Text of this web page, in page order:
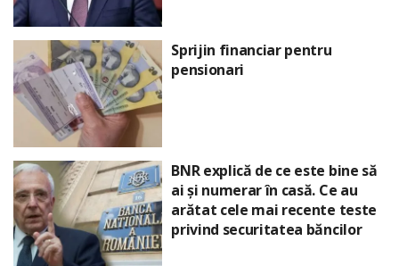
Sprijin financiar pentru
pensionari
BNR explică de ce este bine să
ai și numerar în casă. Ce au
arătat cele mai recente teste
privind securitatea băncilor